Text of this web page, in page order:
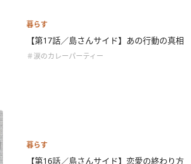
暮らす
【第17話／島さんサイド】あの行動の真相
＃涙のカレーパーティー
暮らす
【第16話／島さんサイド】恋愛の終わり方